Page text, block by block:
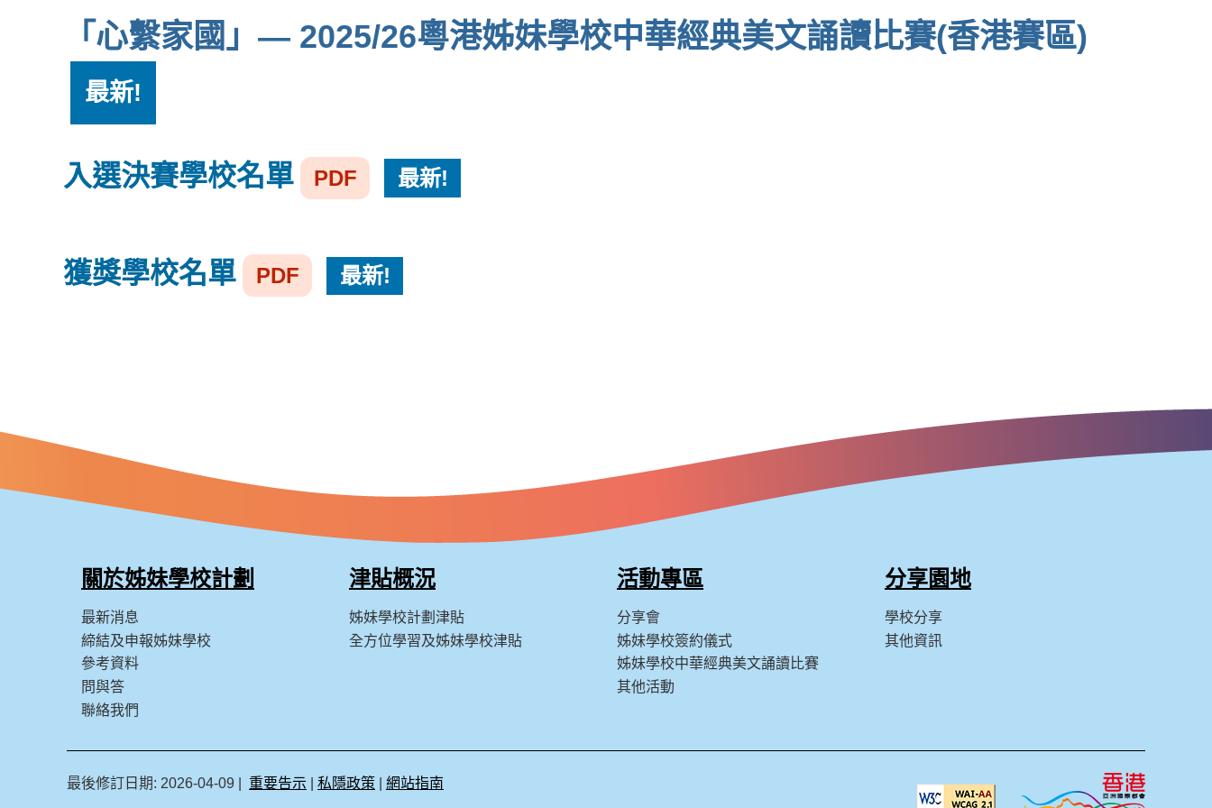
「心繫家國」— 2025/26粵港姊妹學校中華經典美文誦讀比賽(香港賽區)
最新!
入選決賽學校名單 PDF 最新!
獲獎學校名單 PDF 最新!
關於姊妹學校計劃
最新消息
締結及申報姊妹學校
參考資料
問與答
聯絡我們
津貼概況
姊妹學校計劃津貼
全方位學習及姊妹學校津貼
活動專區
分享會
姊妹學校簽約儀式
姊妹學校中華經典美文誦讀比賽
其他活動
分享園地
學校分享
其他資訊
最後修訂日期: 2026-04-09 重要告示 私隱政策 網站指南